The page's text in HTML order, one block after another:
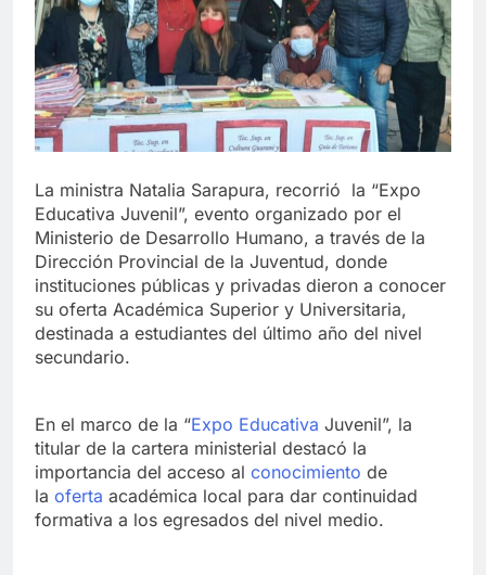
La ministra Natalia Sarapura, recorrió la “Expo
Educativa Juvenil”, evento organizado por el
Ministerio de Desarrollo Humano, a través de la
Dirección Provincial de la Juventud, donde
instituciones públicas y privadas dieron a conocer
su oferta Académica Superior y Universitaria,
destinada a estudiantes del último año del nivel
secundario.
En el marco de la “Expo Educativa Juvenil”, la
titular de la cartera ministerial destacó la
importancia del acceso al conocimiento de
la oferta académica local para dar continuidad
formativa a los egresados del nivel medio.